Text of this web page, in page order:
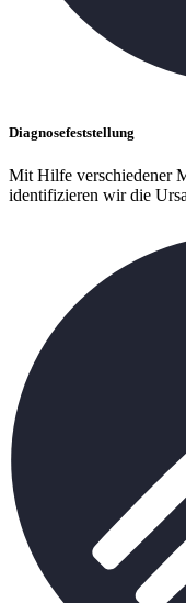
Diagnosefeststellung
Mit Hilfe verschiedener
identifizieren wir die